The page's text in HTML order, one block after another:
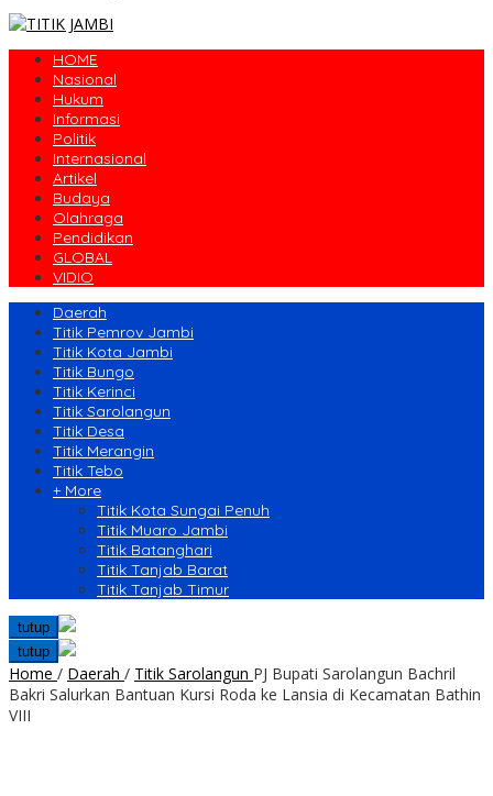
HOME
Nasional
Hukum
Informasi
Politik
Internasional
Artikel
Budaya
Olahraga
Pendidikan
GLOBAL
VIDIO
Daerah
Titik Pemrov Jambi
Titik Kota Jambi
Titik Bungo
Titik Kerinci
Titik Sarolangun
Titik Desa
Titik Merangin
Titik Tebo
+ More
Titik Kota Sungai Penuh
Titik Muaro Jambi
Titik Batanghari
Titik Tanjab Barat
Titik Tanjab Timur
tutup
tutup
Home / Daerah / Titik Sarolangun PJ Bupati Sarolangun Bachril
Bakri Salurkan Bantuan Kursi Roda ke Lansia di Kecamatan Bathin
VIII